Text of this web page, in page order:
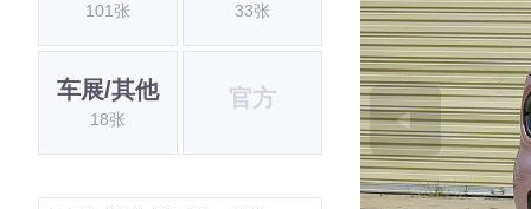
101张 33张
车展/其他
18张
官方